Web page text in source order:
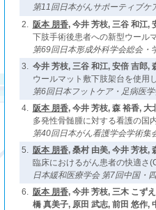
第11回日本がんサポーティブケ
2.
阪本 朋香, 今井 芳枝, 三谷 和江,
下肢手術後患者への新型ウール
第69回日本形成外科学会総会・
3. 今井 芳枝, 三谷 和江, 安倍 吉郎,
ウールマット敷下肢架台を使用
第6回日本フットケア・足病医
4.
阪本 朋香, 今井 芳枝, 森 裕香, 大
多発性骨髄腫に対する看護の国
第40回日本がん看護学会学術集
5.
阪本 朋香, 桑村 由美, 今井 芳枝,
臨床におけるがん患者の快適さ
日本緩和医療学会 第7回中国・
6.
阪本 朋香, 今井 芳枝, 三木 こず
橋 真美子, 原田 武志, 前田 悠作,